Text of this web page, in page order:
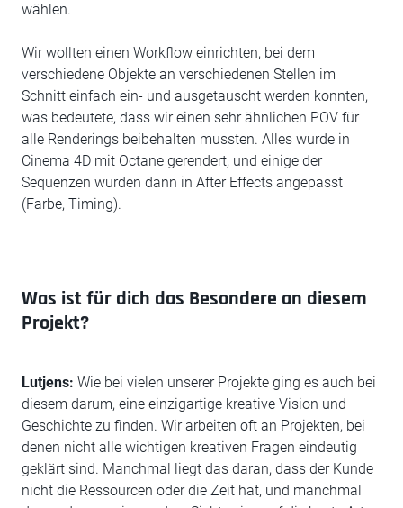
wählen.
Wir wollten einen Workflow einrichten, bei dem
verschiedene Objekte an verschiedenen Stellen im
Schnitt einfach ein- und ausgetauscht werden konnten,
was bedeutete, dass wir einen sehr ähnlichen POV für
alle Renderings beibehalten mussten. Alles wurde in
Cinema 4D mit Octane gerendert, und einige der
Sequenzen wurden dann in After Effects angepasst
(Farbe, Timing).
Was ist für dich das Besondere an diesem
Projekt?
Lutjens: Wie bei vielen unserer Projekte ging es auch bei
diesem darum, eine einzigartige kreative Vision und
Geschichte zu finden. Wir arbeiten oft an Projekten, bei
denen nicht alle wichtigen kreativen Fragen eindeutig
geklärt sind. Manchmal liegt das daran, dass der Kunde
nicht die Ressourcen oder die Zeit hat, und manchmal